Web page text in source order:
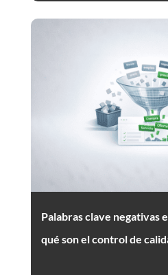
Palabras clave negativas
qué son el control de